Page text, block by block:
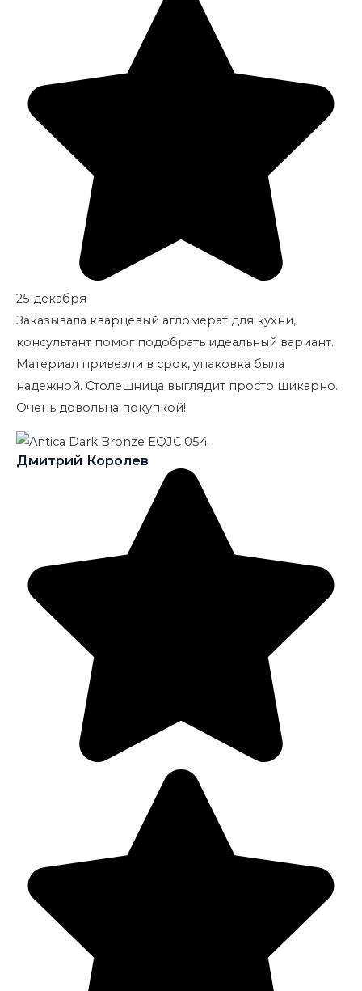
25 декабря
Заказывала кварцевый агломерат для кухни,
консультант помог подобрать идеальный вариант.
Материал привезли в срок, упаковка была
надежной. Столешница выглядит просто шикарно.
Очень довольна покупкой!
Дмитрий Королев